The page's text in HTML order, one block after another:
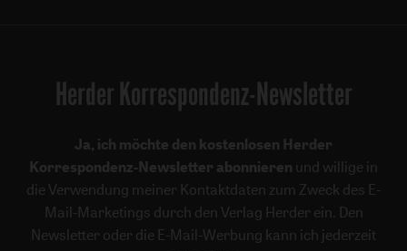
Herder Korrespondenz-Newsletter
Ja, ich möchte den kostenlosen Herder
Korrespondenz-Newsletter abonnieren und willige in
die Verwendung meiner Kontaktdaten zum Zweck des E-
Mail-Marketings durch den Verlag Herder ein. Den
Newsletter oder die E-Mail-Werbung kann ich jederzeit